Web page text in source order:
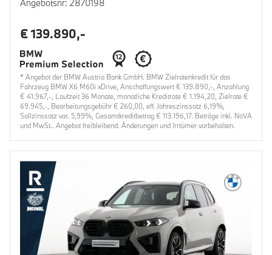
Angebotsnr: 2870198
€ 139.890,-
* Angebot der BMW Austria Bank GmbH. BMW Zielratenkredit für das
Fahrzeug BMW X6 M60i xDrive, Anschaffungswert € 139.890,-, Anzahlung
€ 41.967,-, Laufzeit 36 Monate, monatliche Kreditrate € 1.194,20, Zielrate €
69.945,-, Bearbeitungsgebühr € 260,00, eff. Jahreszinssatz 6,19%,
Sollzinssatz var. 5,99%, Gesamtkreditbetrag € 113.196,17. Beträge inkl. NoVA
und MwSt.. Angebot freibleibend. Änderungen und Irrtümer vorbehalten.